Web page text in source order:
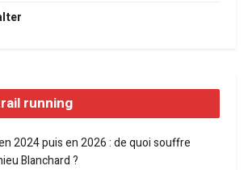
running
2024 puis en 2026 : de quoi souffre
Blanchard ?